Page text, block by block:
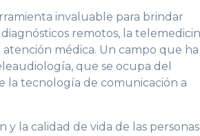
invaluable para brindar
remotos, la
médica. Un campo que ha
que se ocupa del
la tecnología de comunicación a
la calidad de vida de las